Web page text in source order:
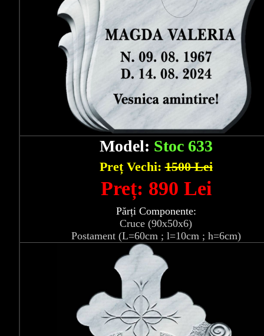
Model: Stoc 633
Preț Vechi:1500 Lei
Preț: 890 Lei
Părți Componente:
Cruce (90x50x6)
Postament (L=60cm ; l=10cm ; h=6cm)